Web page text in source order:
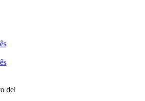
del